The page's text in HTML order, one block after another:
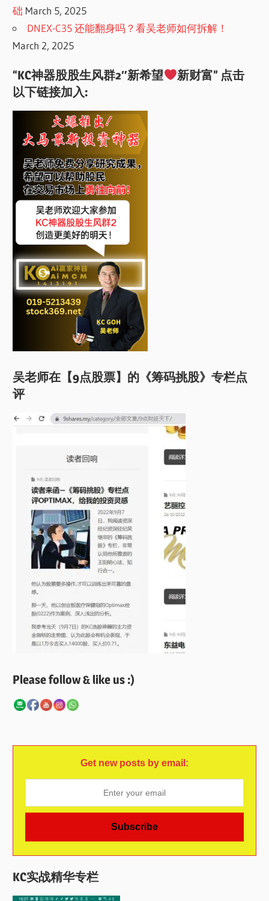
础 March 5, 2025
DNEX-C35 还能翻身吗？看吴老师如何拆解！
March 2, 2025
“KC神器股股生风群2″新希望
新财富” 点击
以下链接加入:
吴老师在【9点股票】的《筹码挑股》专栏点
评
Please follow & like us :)
Get new posts by email:
KC实战精华专栏